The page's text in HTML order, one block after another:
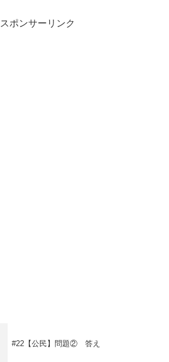
スポンサーリンク
#22【公民】問題② 答え